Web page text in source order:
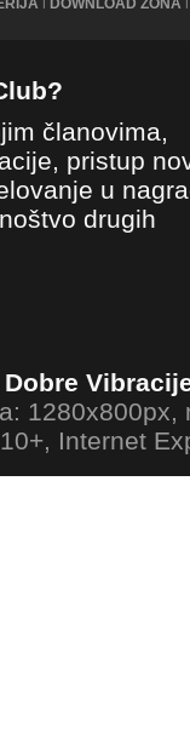
DOWNLOAD ZONA
članovima,
pristup
u
drugih
1280x800px,
Internet